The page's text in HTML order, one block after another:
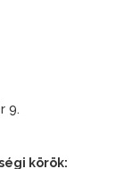
9.
körök: